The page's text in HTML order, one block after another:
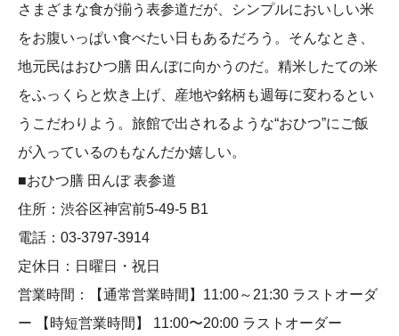
さまざまな食が揃う表参道だが、シンプルにおいしい米
をお腹いっぱい食べたい日もあるだろう。そんなとき、
地元民はおひつ膳 田んぼに向かうのだ。精米したての米
をふっくらと炊き上げ、産地や銘柄も週毎に変わるとい
うこだわりよう。旅館で出されるような“おひつ”にご飯
が入っているのもなんだか嬉しい。
■おひつ膳 田んぼ 表参道
住所：渋谷区神宮前5-49-5 B1
電話：03-3797-3914
定休日：日曜日・祝日
営業時間：【通常営業時間】11:00～21:30 ラストオーダ
ー 【時短営業時間】 11:00〜20:00 ラストオーダー